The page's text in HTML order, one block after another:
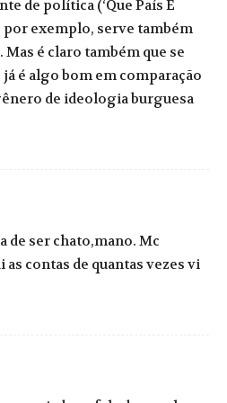
de política (‘Que País É
por exemplo, serve também
Mas é claro também que se
é algo bom em comparação
de ideologia burguesa
de ser chato,mano. Mc
as contas de quantas vezes vi